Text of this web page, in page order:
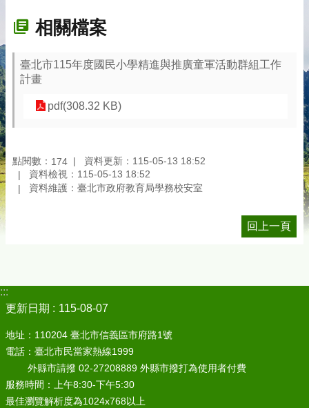
相關檔案
臺北市115年度國民小學精進與推廣童軍活動群組工作
計畫
pdf(308.32 KB)
點閱數： 174
資料更新：115-05-13 18:52
資料檢視：115-05-13 18:52
資料維護：臺北市政府教育局學務校安室
回上一頁
:::
更新日期
115-08-07
地址：110204 臺北市信義區市府路1號
電話：臺北市民當家熱線1999
外縣市請撥 02-27208889 外縣市撥打為使用者付費
服務時間：上午8:30-下午5:30
最佳瀏覽解析度為1024x768以上